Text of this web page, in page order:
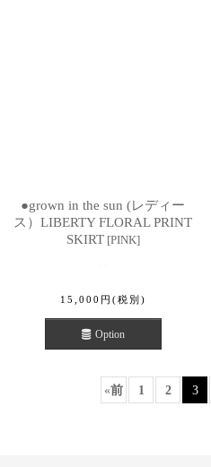
●grown in the sun (レディー
ス）LIBERTY FLORAL PRINT
SKIRT [PINK]
15,000 円 (税別)
Option
«前 1 2 3